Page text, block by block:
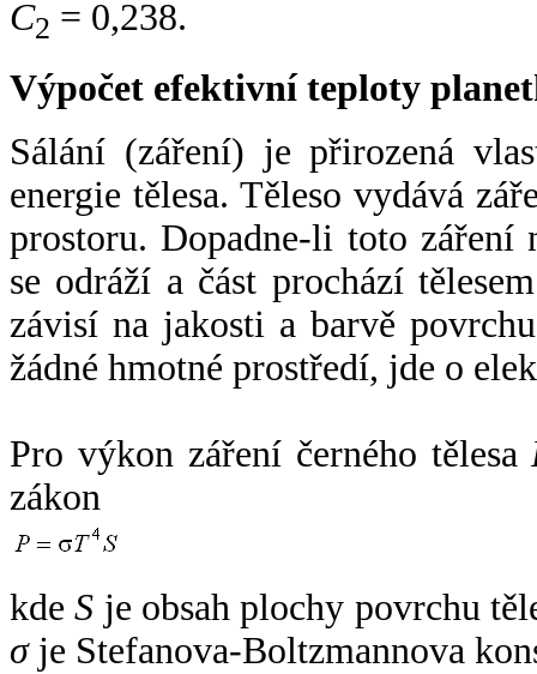
C2 = 0,238.
Výpočet efektivní teploty
Sálání (záření) je přirozená
energie tělesa. Těleso vydává
prostoru. Dopadne-li toto záření
se odráží a část prochází
závisí na jakosti a barvě
žádné hmotné prostředí, jde o
Pro výkon záření černého tělesa
zákon
kdeS je obsah plochy povrchu
σje Stefanova-Boltzmannova